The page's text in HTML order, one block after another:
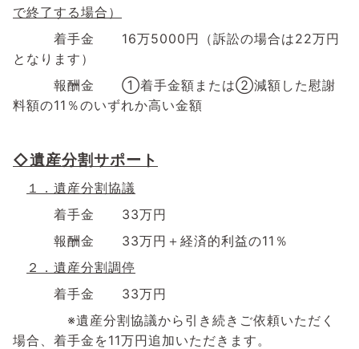
で終了する場合）
着手金 16万5000円（訴訟の場合は22万円
となります）
報酬金 ①着手金額または②減額した慰謝
料額の11 ％のいずれか高い金額
◇遺産分割サポート
１．遺産分割協議
着手金 33万円
報酬金 33万円＋経済的利益の11 ％
２．遺産分割調停
着手金 33万円
※遺産分割協議から引き続きご依頼いただく
場合、着手金を11万円追加いただきます。